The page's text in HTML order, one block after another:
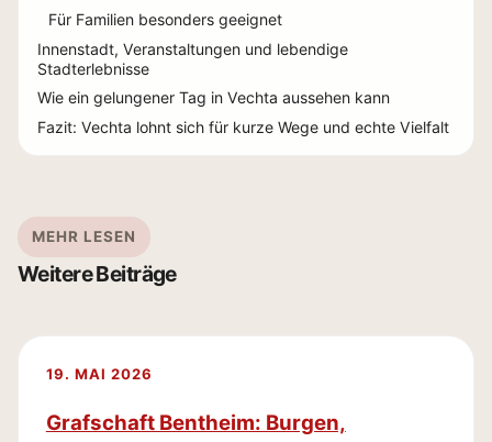
Für Familien besonders geeignet
Innenstadt, Veranstaltungen und lebendige
Stadterlebnisse
Wie ein gelungener Tag in Vechta aussehen kann
Fazit: Vechta lohnt sich für kurze Wege und echte Vielfalt
MEHR LESEN
Weitere Beiträge
19. MAI 2026
Grafschaft Bentheim: Burgen,